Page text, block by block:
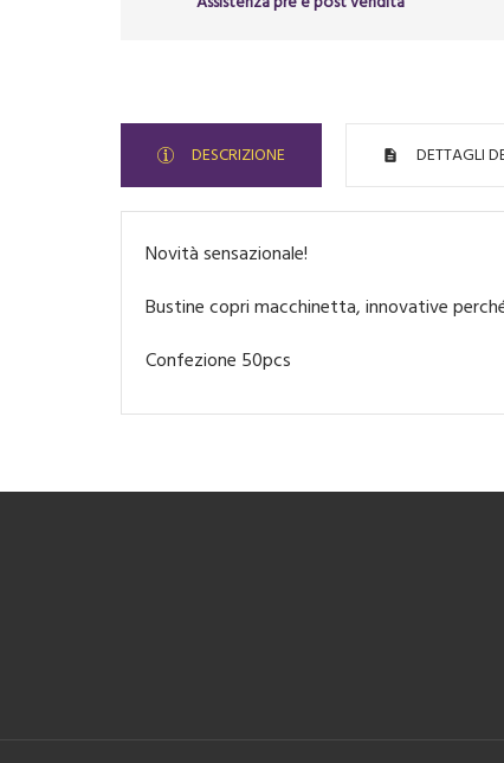
DESCRIZIONE DETTAGLI
Novità sensazionale!
Bustine copri macchinetta, innovative
Confezione 50pcs